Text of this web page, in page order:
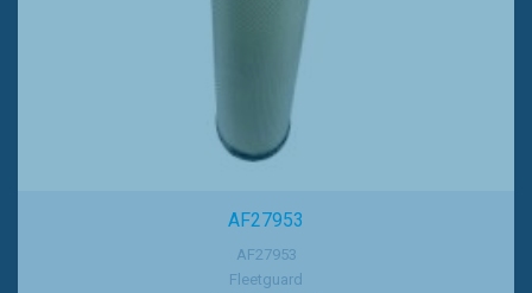
AF27953
AF27953
Fleetguard